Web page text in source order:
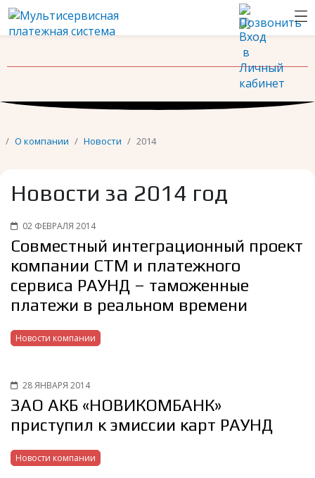
О компании Новости 2014
Новости за 2014 год
02 ФЕВРАЛЯ 2014
Совместный интеграционный проект
компании СТМ и платежного
сервиса РАУНД – таможенные
платежи в реальном времени
Новости компании
28 ЯНВАРЯ 2014
ЗАО АКБ «НОВИКОМБАНК»
приступил к эмиссии карт РАУНД
Новости компании